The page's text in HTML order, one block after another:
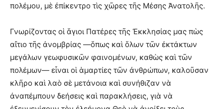
πολέμου, μὲ ἐπίκεντρο τὶς χῶρες τῆς Μέσης Ἀνατολῆς.
Γνωρίζοντας οἱ ἅγιοι Πατέρες τῆς Ἐκκλησίας μας πὼς
αἴτιο τῆς ἀνομβρίας —ὅπως καὶ ὅλων τῶν ἐκτάκτων
μεγάλων γεωφυσικῶν φαινομένων, καθὼς καὶ τῶν
πολέμων— εἶναι οἱ ἁμαρτίες τῶν ἀνθρώπων, καλοῦσαν
κλῆρο καὶ λαὸ σὲ μετάνοια καὶ συνήθιζαν νὰ
ἀναπέμπουν δεήσεις καὶ παρακλήσεις, γιὰ νὰ